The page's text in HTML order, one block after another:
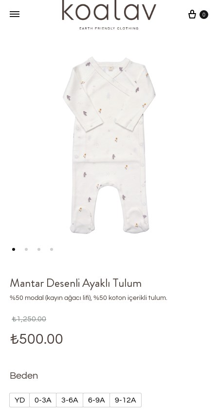
Cart
0
Mantar Desenli Ayaklı Tulum
%50 modal (kayın ağacı lifi), %50 koton içerikli tulum.
₺1,250.00
₺500.00
Beden
YD 0-3A 3-6A 6-9A 9-12A